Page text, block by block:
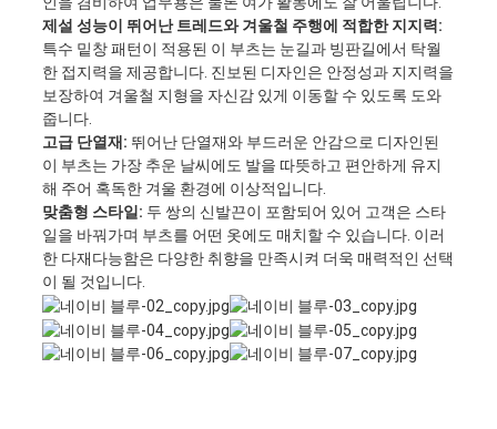
제설 성능이 뛰어난 트레드와 겨울철 주행에 적합한 지지력:
특수 밑창 패턴이 적용된 이 부츠는 눈길과 빙판길에서 탁월
한 접지력을 제공합니다. 진보된 디자인은 안정성과 지지력을
보장하여 겨울철 지형을 자신감 있게 이동할 수 있도록 도와
줍니다.
고급 단열재: 뛰어난 단열재와 부드러운 안감으로 디자인된
이 부츠는 가장 추운 날씨에도 발을 따뜻하고 편안하게 유지
해 주어 혹독한 겨울 환경에 이상적입니다.
맞춤형 스타일: 두 쌍의 신발끈이 포함되어 있어 고객은 스타
일을 바꿔가며 부츠를 어떤 옷에도 매치할 수 있습니다. 이러
한 다재다능함은 다양한 취향을 만족시켜 더욱 매력적인 선택
이 될 것입니다.